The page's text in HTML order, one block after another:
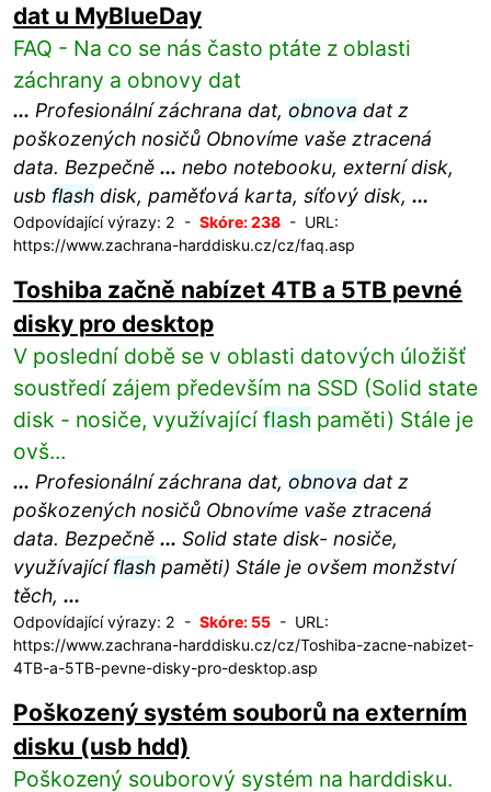
dat u MyBlueDay
FAQ - Na co se nás často ptáte z oblasti
záchrany a obnovy dat
... Profesionální záchrana dat, obnova dat z
poškozených nosičů Obnovíme vaše ztracená
data. Bezpečně ... nebo notebooku, externí disk,
usb flashdisk, paměťová karta, síťový disk, ...
Odpovídající výrazy: 2 - Skóre: 238- URL:
https://www.zachrana-harddisku.cz/cz/faq.asp
Toshiba začně nabízet 4TB a 5TB pevné
disky pro desktop
V poslední době se v oblasti datových úložišť
soustředí zájem především na SSD (Solid state
disk - nosiče, využívající flash paměti) Stále je
ovš...
... Profesionální záchrana dat, obnova dat z
poškozených nosičů Obnovíme vaše ztracená
data. Bezpečně ... Solid state disk- nosiče,
využívajícíflashpaměti) Stále je ovšem monžství
těch, ...
Odpovídající výrazy: 2 - Skóre: 55- URL:
https://www.zachrana-harddisku.cz/cz/Toshiba-zacne-nabizet-
4TB-a-5TB-pevne-disky-pro-desktop.asp
Poškozený systém souborů na externím
disku (usb hdd)
Poškozený souborový systém na harddisku.